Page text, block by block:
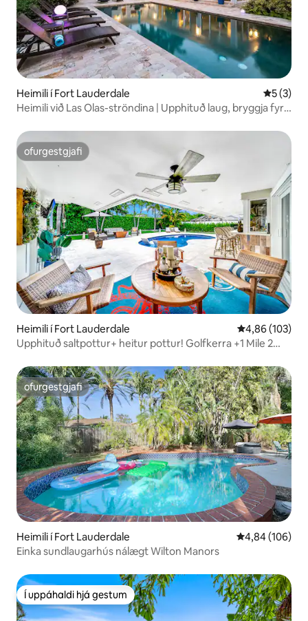
Heimili í Fort Lauderdale 5 af 5 í
5 (3)
Heimili við Las Olas-ströndina | Upphituð laug, bryggja fyrir
ofurgestgjafi
ofurgestgjafi
Heimili í Fort Lauderdale 4,86 af 5 í
4,86 (103)
Upphituð saltpottur+ heitur pottur! Golfkerra +1 Mile 2
ofurgestgjafi
ofurgestgjafi
Heimili í Fort Lauderdale 4,84 af 5 í
4,84 (106)
Einka sundlaugarhús nálægt Wilton Manors
Í uppáhaldi hjá gestum
Í uppáhaldi hjá gestum